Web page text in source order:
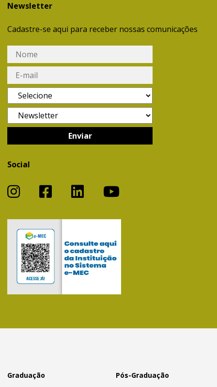
Newsletter
Cadastre-se aqui para receber nossas comunicações
Social
Graduação Pós-Graduação